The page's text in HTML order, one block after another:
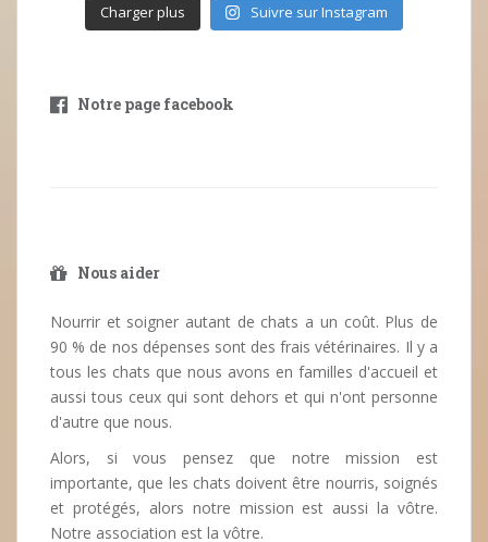
Charger plus Suivre sur Instagram
Notre page facebook
Nous aider
Nourrir et soigner autant de chats a un coût. Plus de
90 % de nos dépenses sont des frais vétérinaires. Il y a
tous les chats que nous avons en familles d'accueil et
aussi tous ceux qui sont dehors et qui n'ont personne
d'autre que nous.
Alors, si vous pensez que notre mission est
importante, que les chats doivent être nourris, soignés
et protégés, alors notre mission est aussi la vôtre.
Notre association est la vôtre.